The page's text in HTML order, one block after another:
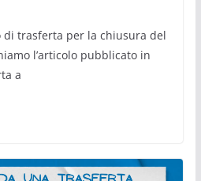
trasferta per la chiusura del
l’articolo pubblicato in
a